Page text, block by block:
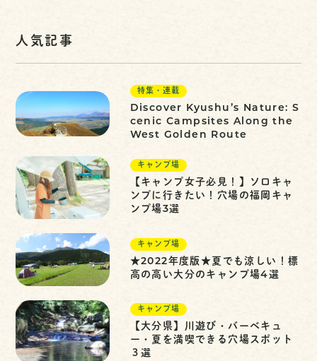
人気記事
特集・連載
Discover Kyushu’s Nature: S
cenic Campsites Along the
West Golden Route
キャンプ場
【キャンプ女子必見！】ソロキャ
ンプに行きたい！穴場の福岡キャ
ンプ場3選
キャンプ場
★2022年度版★夏でも涼しい！標
高の高い大分のキャンプ場4選
キャンプ場
【大分県】川遊び・バーベキュ
ー・夏を満喫できる穴場スポット
３選